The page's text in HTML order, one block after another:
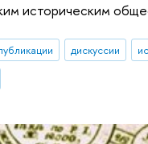
историческим
дискуссии